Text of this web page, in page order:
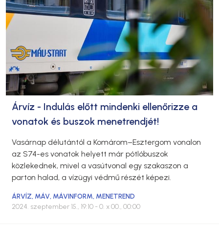
Árvíz - Indulás előtt mindenki ellenőrizze a
vonatok és buszok menetrendjét!
Vasárnap délutántól a Komárom–Esztergom vonalon
az S74-es vonatok helyett már pótlóbuszok
közlekednek, mivel a vasútvonal egy szakaszon a
parton halad, a vízügyi védmű részét képezi.
ÁRVÍZ, MÁV, MÁVINFORM, MENETREND
2024. szeptember 15., 19:10 - 0. x 00., 00:00